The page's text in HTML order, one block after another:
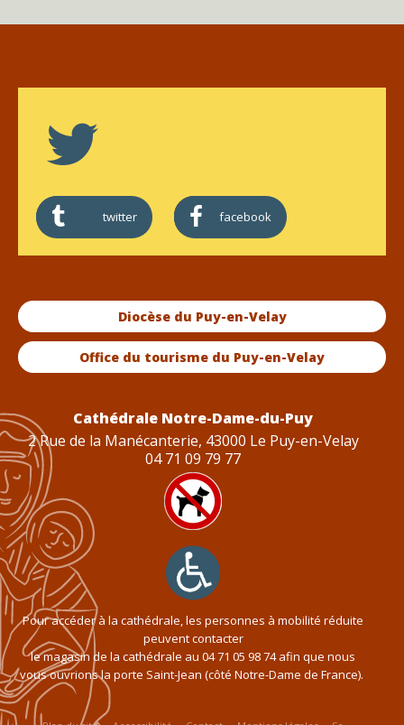
twitter facebook
Diocèse du Puy-en-Velay
Office du tourisme du Puy-en-Velay
Cathédrale Notre-Dame-du-Puy
2 Rue de la Manécanterie, 43000 Le Puy-en-Velay
04 71 09 79 77
Pour accéder à la cathédrale, les personnes à mobilité réduite
peuvent contacter
le magasin de la cathédrale au 04 71 05 98 74afin que nous
vous ouvrions la porte Saint-Jean (côté Notre-Dame de France).